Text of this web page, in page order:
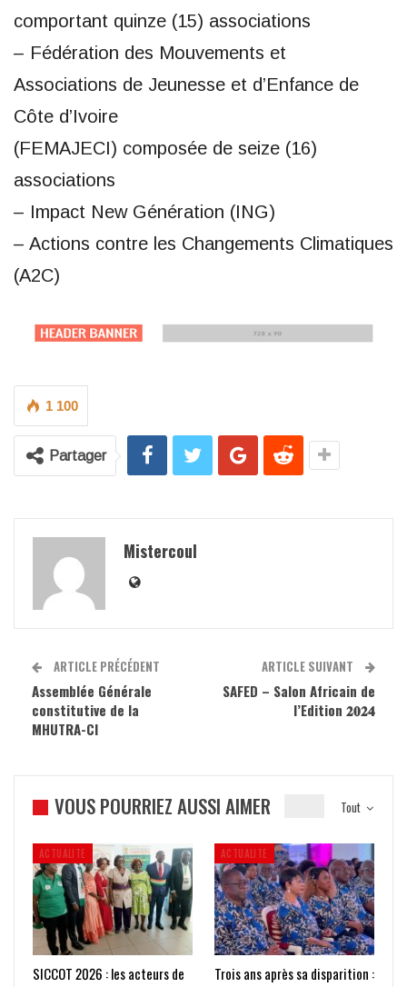
comportant quinze (15) associations
– Fédération des Mouvements et
Associations de Jeunesse et d’Enfance de
Côte d’Ivoire
(FEMAJECI) composée de seize (16)
associations
– Impact New Génération (ING)
– Actions contre les Changements Climatiques
(A2C)
1 100
Partager
Mistercoul
ARTICLE PRÉCÉDENT
Assemblée Générale
constitutive de la
MHUTRA-CI
ARTICLE SUIVANT
SAFED – Salon Africain de
l’Edition 𝟐𝟎𝟐𝟒
Tout
VOUS POURRIEZ AUSSI AIMER
ACTUALITE
SICCOT 2026 : les acteurs de
ACTUALITE
Trois ans après sa disparition :